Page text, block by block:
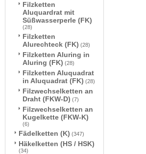
Filzketten
Aluquardrat mit
Süßwasserperle (FK)
(28)
Filzketten
Alurechteck (FK) (28)
Filzketten Aluring in
Aluring (FK) (28)
Filzketten Aluquadrat
in Aluquadrat (FK) (28)
Filzwechselketten an
Draht (FKW-D) (7)
Filzwechselketten an
Kugelkette (FKW-K)
(6)
Fädelketten (K) (347)
Häkelketten (HS / HSK)
(34)